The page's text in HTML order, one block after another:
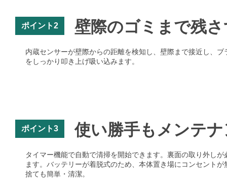
ポイント2 壁際のゴミまで残
内蔵センサーが壁際からの距離を検知し、壁際まで接近し、
をしっかり叩き上げ吸い込みます。
ポイント3 使い勝手もメンテ
タイマー機能で自動で清掃を開始できます。裏面の取り外し
ます。バッテリーが着脱式のため、本体置き場にコンセント
捨ても簡単・清潔。